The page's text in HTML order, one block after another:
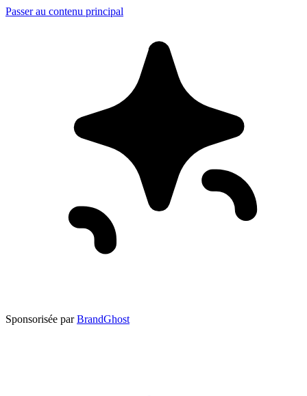
Passer au contenu principal
Sponsorisée par BrandGhost